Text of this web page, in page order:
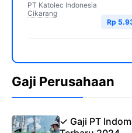
PT Katolec Indonesia
Cikarang
Rp
Gaji Perusahaan
✓ Gaji PT